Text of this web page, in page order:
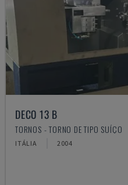
DECO 13 B
TORNOS - TORNO DE TIPO SUÍÇO
ITÁLIA 2004